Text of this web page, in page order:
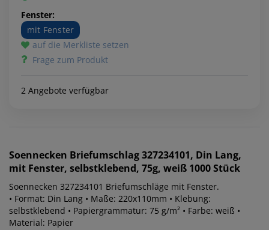
Fenster:
mit Fenster
auf die Merkliste setzen
Frage zum Produkt
2 Angebote verfügbar
Soennecken Briefumschlag 327234101, Din Lang,
mit Fenster, selbstklebend, 75g, weiß 1000 Stück
Soennecken 327234101 Briefumschläge mit Fenster.
• Format: Din Lang • Maße: 220x110mm • Klebung:
selbstklebend • Papiergrammatur: 75 g/m² • Farbe: weiß •
Material: Papier